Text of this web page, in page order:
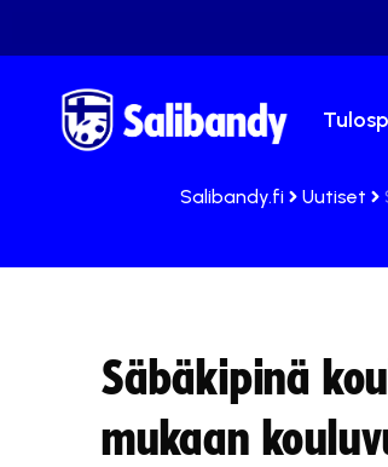
Salibandy.fi Uutiset
Säbäkipinä
mukaan